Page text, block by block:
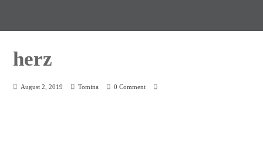
herz
August 2, 2019 Tomina 0 Comment